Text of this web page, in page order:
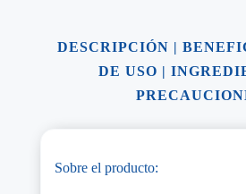
DESCRIPCIÓN |
DE USO |
Sobre el producto: